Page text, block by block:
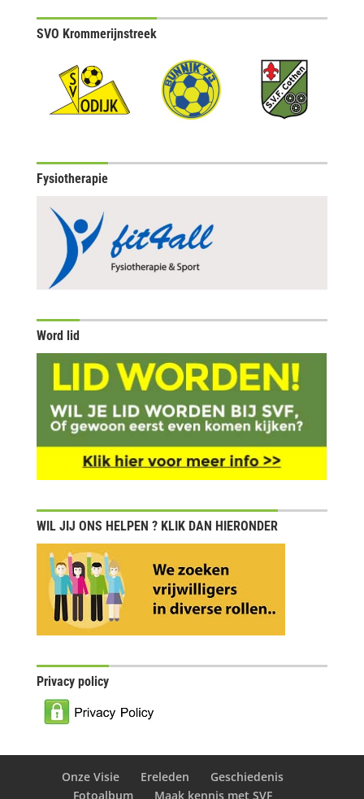
SVO Krommerijnstreek
Fysiotherapie
Word lid
WIL JIJ ONS HELPEN ? KLIK DAN HIERONDER
Privacy policy
Onze Visie Ereleden
Geschiedenis
Fotoalbum
Maak kennis met SVF